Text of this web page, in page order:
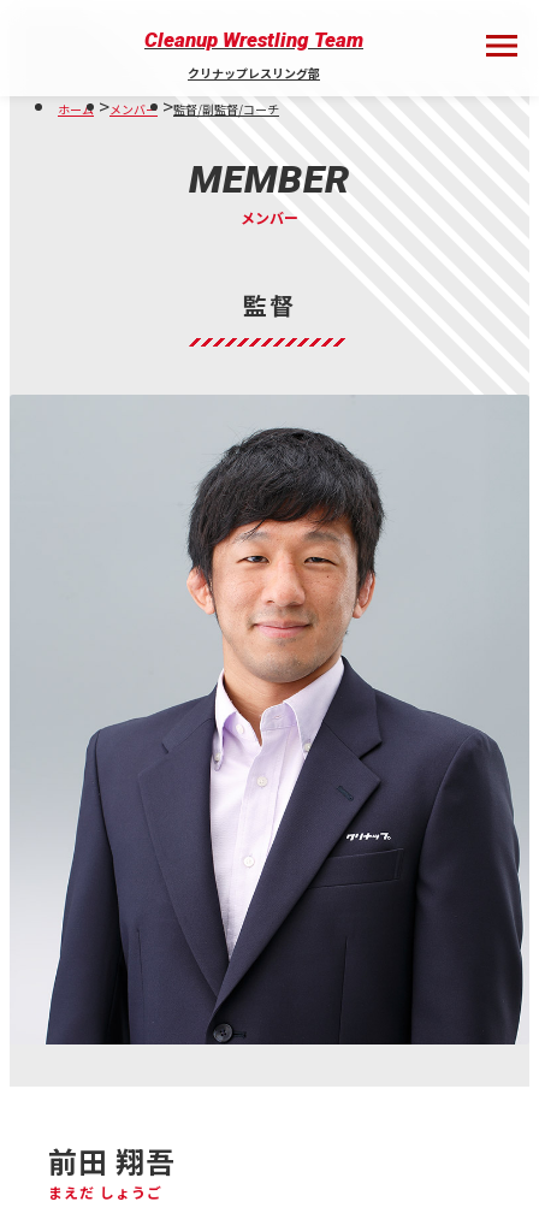
Cleanup Wrestling Team
クリナップレスリング部
メニ
ボタ
ホーム メンバー 監督/副監督/コーチ
MEMBER
メンバー
監督
前田 翔吾
まえだ しょうご